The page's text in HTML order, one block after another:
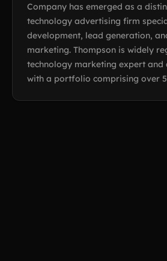
Company has emerged as a
technology advertising firm
development, lead generation,
marketing. Thompson is widely
technology marketing expert and
with a portfolio comprising over